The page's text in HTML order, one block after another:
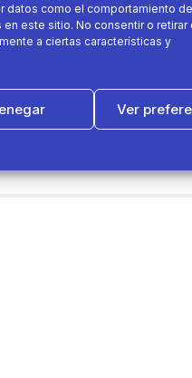
datos como el comportamiento de
este sitio. No consentir o retirar
a ciertas características y
Ver
6.000 voluntarios que